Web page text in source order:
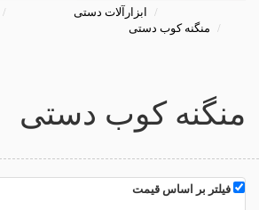
ابزارآلات دستی
منگنه کوب دستی
منگنه کوب دستی
فیلتر بر اساس قیمت